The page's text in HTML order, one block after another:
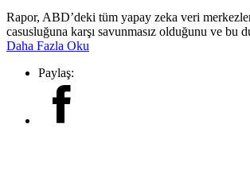
Rapor, ABD’deki tüm yapay zeka veri
casusluğuna karşı savunmasız olduğunu ve bu
Daha Fazla Oku
Paylaş: